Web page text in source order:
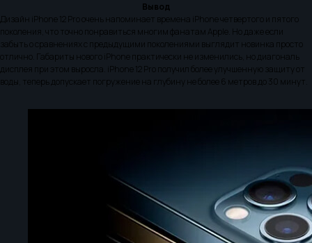
Вывод
Дизайн iPhone 12 Pro очень напоминает времена iPhone четвертого и пятого
поколения, что точно понравиться многим фанатам Apple. Но даже если
забыть о сравнениях с предыдущими поколениями выглядит новинка просто
отлично. Габариты нового iPhone практически не изменились, но диагональ
дисплея при этом выросла. iPhone 12 Pro получил более улучшенную защиту от
воды, теперь допускает погружение на глубину не более 6 метров до 30 минут.